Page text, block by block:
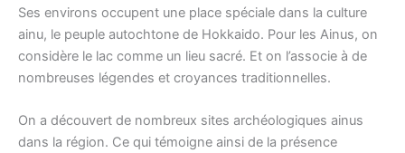
Ses environs occupent une place spéciale dans la culture
ainu, le peuple autochtone de Hokkaido. Pour les Ainus, on
considère le lac comme un lieu sacré. Et on l’associe à de
nombreuses légendes et croyances traditionnelles.
On a découvert de nombreux sites archéologiques ainus
dans la région. Ce qui témoigne ainsi de la présence